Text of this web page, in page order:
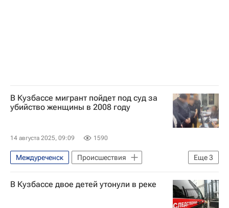
В Кузбассе мигрант пойдет под суд за
убийство женщины в 2008 году
14 августа 2025, 09:09 1590
Еще3
Междуреченск
Происшествия
Ленинск-Кузнецкий
Мыски
Следственный комитет России (СК РФ)
В Кузбассе двое детей утонули в реке